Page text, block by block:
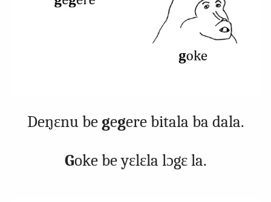
Deŋɛnu be gegere bitala ba dala.
Goke be yɛlɛla lɔgɛ la.